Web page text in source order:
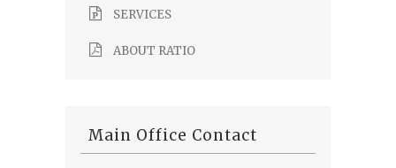
SERVICES
ABOUT RATIO
Main Office Contact